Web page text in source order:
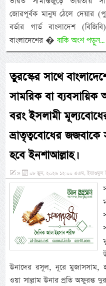
জোরপূর্বক মানুষ ঠেলে দেয়ার
বর্ডার গার্ড বাংলাদেশ
বাংলাদেশের �বাকি অংশ পড়ুন...
তুরস্কের সাথে
সামরিক বা ব্যবসায়িক
বরং ইসলামী
ভ্রাতৃত্ববোধের
হবে ইনশাআল্লাহ।
» ০৮ জুন, ২০২৬ ১২:০০ এএম, ইয়াওমুল
উনাদের রসূল, নূরে মুজাসসাম,
ওয়া সাল্লাম উনার প্রতি